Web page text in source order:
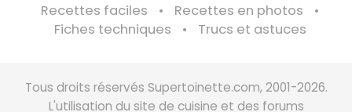
Recettes faciles
Recettes en photos
Fiches techniques
Trucs et astuces
Tous droits réservés Supertoinette.com, 2001-2026.
L'utilisation du site de cuisine et des forums